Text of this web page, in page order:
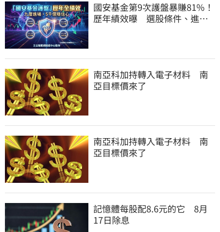
國安基金第9次護盤暴賺81%！
歷年績效曝 選股條件、進場
南亞科加持轉入電子材料 南
亞目標價來了
南亞科加持轉入電子材料 南
亞目標價來了
記憶體每股配8.6元的它 8月
17日除息